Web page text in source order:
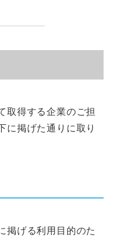
取得する企業のご担
に掲げた通りに取り
掲げる利用目的のた